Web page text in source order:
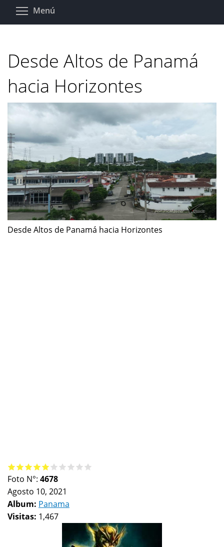
Pasar
Menú
Desde Altos de Panamá
hacia Horizontes
Desde Altos de Panamá hacia Horizontes
Foto N°: 4678
Agosto 10, 2021
Album: Panama
Visitas: 1,467